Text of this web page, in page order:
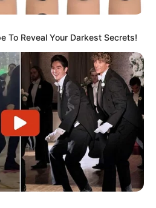
To Reveal Your Darkest Secrets!